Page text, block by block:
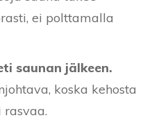
ei polttamalla
saunan jälkeen.
koska kehosta
rasvaa.